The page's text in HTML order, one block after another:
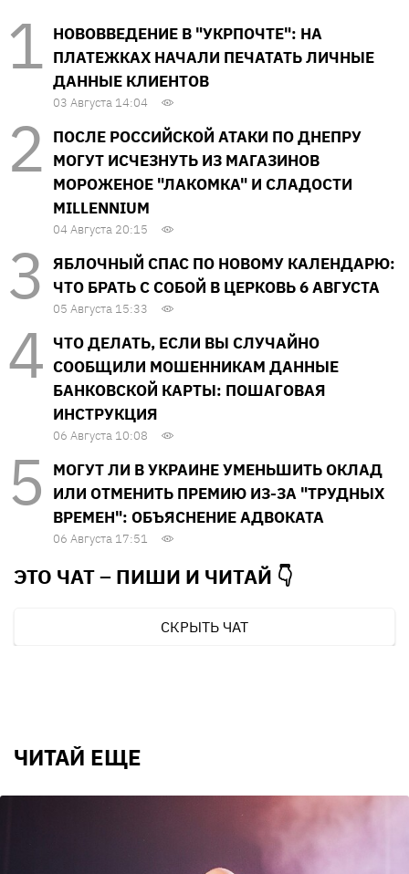
НОВОВВЕДЕНИЕ В "УКРПОЧТЕ": НА
ПЛАТЕЖКАХ НАЧАЛИ ПЕЧАТАТЬ ЛИЧНЫЕ
ДАННЫЕ КЛИЕНТОВ
03 Августа 14:04
ПОСЛЕ РОССИЙСКОЙ АТАКИ ПО ДНЕПРУ
МОГУТ ИСЧЕЗНУТЬ ИЗ МАГАЗИНОВ
МОРОЖЕНОЕ "ЛАКОМКА" И СЛАДОСТИ
MILLENNIUM
04 Августа 20:15
ЯБЛОЧНЫЙ СПАС ПО НОВОМУ КАЛЕНДАРЮ:
ЧТО БРАТЬ С СОБОЙ В ЦЕРКОВЬ 6 АВГУСТА
05 Августа 15:33
ЧТО ДЕЛАТЬ, ЕСЛИ ВЫ СЛУЧАЙНО
СООБЩИЛИ МОШЕННИКАМ ДАННЫЕ
БАНКОВСКОЙ КАРТЫ: ПОШАГОВАЯ
ИНСТРУКЦИЯ
06 Августа 10:08
МОГУТ ЛИ В УКРАИНЕ УМЕНЬШИТЬ ОКЛАД
ИЛИ ОТМЕНИТЬ ПРЕМИЮ ИЗ-ЗА "ТРУДНЫХ
ВРЕМЕН": ОБЪЯСНЕНИЕ АДВОКАТА
06 Августа 17:51
ЭТО ЧАТ – ПИШИ И ЧИТАЙ 👇
СКРЫТЬ ЧАТ
ЧИТАЙ ЕЩЕ